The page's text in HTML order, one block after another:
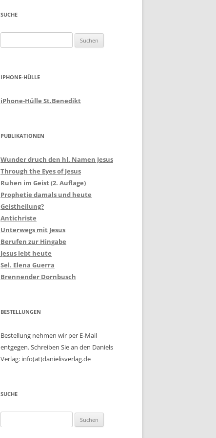
SUCHE
nach:
IPHONE-HÜLLE
iPhone-Hülle St.Benedikt
PUBLIKATIONEN
Wunder druch den hl. Namen Jesus
Through the Eyes of Jesus
Ruhen im Geist (2. Auflage)
Prophetie damals und heute
Geistheilung?
Antichriste
Unterwegs mit Jesus
Berufen zur Hingabe
Jesus lebt heute
Sel. Elena Guerra
Brennender Dornbusch
BESTELLUNGEN
Bestellung nehmen wir per E-Mail
entgegen. Schreiben Sie an den Daniels
Verlag: info(at)danielisverlag.de
SUCHE
nach: